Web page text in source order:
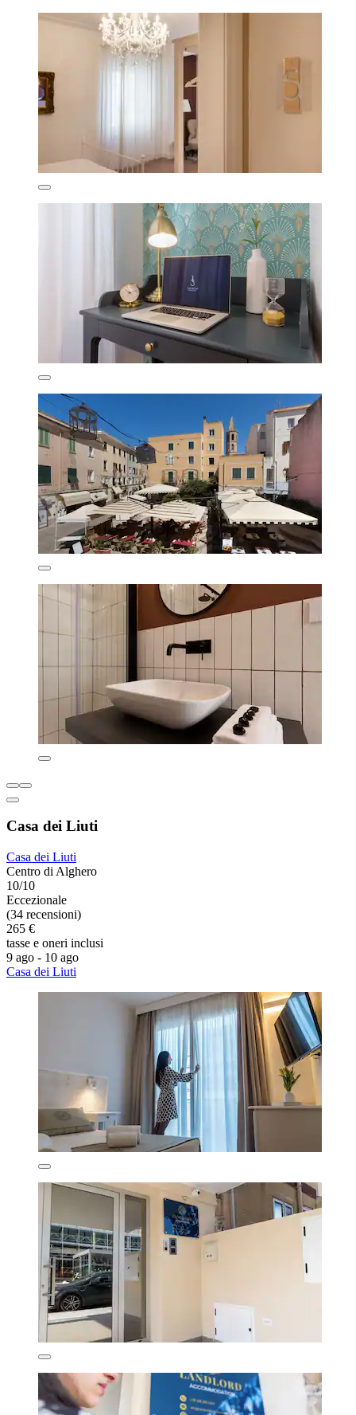
Casa dei Liuti
Casa dei Liuti
Centro di Alghero
10/10
Eccezionale
(34 recensioni)
265 €
tasse e oneri inclusi
9 ago - 10 ago
Casa dei Liuti